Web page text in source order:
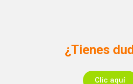
¿Tienes
Clic aquí